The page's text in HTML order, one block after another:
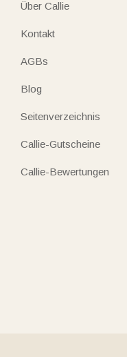
Über Callie
Kontakt
AGBs
Blog
Seitenverzeichnis
Callie-Gutscheine
Callie-Bewertungen